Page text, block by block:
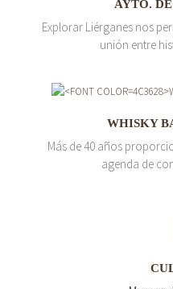
AYTO.
Explorar Liérganes nos
unión entre
WHISKY
Más de 40 años
agenda de